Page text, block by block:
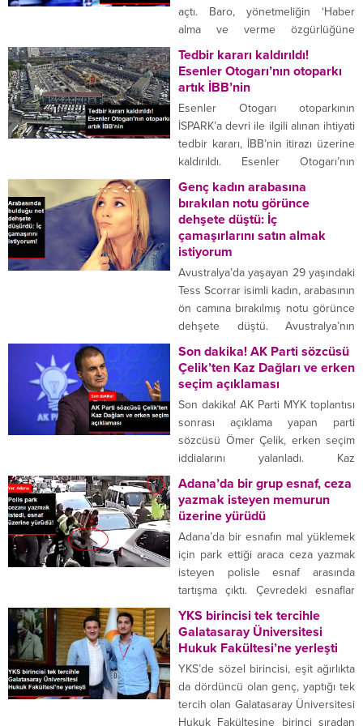
fotoğrafıyla büyük beğeni topladı.
MİNİ ETEĞİYLE POZ VERDİ Kanal
D’nin yeni dizisi Zalim İstanbul’da
Damla Karaçay karakterine hayat...
açtı. Baro, yönetmeliğin ‘Haber
alma ve verme özgürlüğüne
doğrudan müdahale’ niteliği
taşıdığını belirtildi. Ankara Barosu, 1
Ağustos tarihinde Resmi Gazete’de
yayınlanarak yürürlüğe giren ve
Radyo ve Televizyon Üst Kurulu ile
Bilgi Teknolojileri ve İletişim
Kurumu tarafından hazırlanan
‘Radyo, Televizyon ve İsteğe Bağlı...
Tedbir kararı kaldırıldı!
Esenler Otogarı’nın otoparkı
artık İBB’nin
Esenler Otogarı otoparkının
İSPARK’a devri ile ilgili alınan ihtiyati
tedbir kararı, İBB’nin itirazı üzerine
kaldırıldı. Esenler Otogarı’nın
otoparkının İSPARK’a devri ile ilgili
alınan ihtiyati tedbir kararı, İstanbul
Büyükşehir Belediyesi’nin itirazı
üzerine kaldırıldı. İBB Başkanı
Ekrem İmamoğlu, perşembe günü
16.00 itibari ile otoparkın İSPARK’a
devrinin yapılacağını, Kurban
Bayramı boyunca da ücretsiz...
Genç kadın arabasına
bırakılan notu görünce
dehşete düştü: İç
çamaşırlarını satın almak
istiyorum
Avustralya’da yaşayan 29 yaşındaki
Tess Scorrar isimli kadın, arabasının
ön camına bırakılmış notu görünce
dehşete düştü. Avustralya’nın
Brisbane kentinde yaşayan Tess
Scorrar isimli kadın, arabasının ön
camına bırakılmış notu görünce
neye uğradığını şaşırdı. 29
yaşındaki Scorrar, dün öğleden
sonra arabasına binmek üzereyken
arabanın ön camında bir not gördü.
Son dakika! AK Parti sözcüsü
Çelik’ten Kaz Dağları ve erken
seçim açıklaması
Son dakika! AK Parti MYK toplantısı
sonrası açıklama yapan parti
sözcüsü Ömer Çelik, erken seçim
iddialarını yalanladı. Kaz
Dağları’ndaki maden arama
çalışmalarıyla ilgili olarak da
konuşan Çelik, “Çevre meselesiyle
ilgili olarak çok yüksek bir
hassasiyete sahibiz” dedi. AK Parti
Merkez Yürütme
Kurulu,Cumhurbaşkanı ve AK Parti
Genel Başkanı Recep Tayyip
Erdoğan...
Adana’da bir grup esnaf, ceza
yazmak isteyen memurun
üzerine yürüdü
Adana’da bir esnafın mal yüklemek
için park ettiği araca ceza yazmak
isteyen polisle esnaf arasında
tartışma çıktı. Çevredeki esnaflar
polisin üzerine yürüyünce yaşanan
arbedede 2 kişi yaralandı, 3 kişi
gözaltına alındı. Adana’da bir iş yeri
sahibinin dükkanının önünde mal
yüklediği arazi aracına park cezası
yazmak isteyen trafik polisi ile
esnaf...
YKS birincisi tek tercihle
Galatasaray Üniversitesi
Hukuk Fakültesi’ne yerleşti
YKS’de sözel birincisi, eşit ağırlıkta
da dördüncü olan genç, yaptığı tek
tercih olan Galatasaray Üniversitesi
Hukuk Fakültesine birinci sıradan